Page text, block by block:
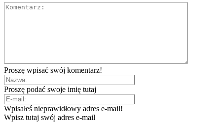
Proszę wpisać swój komentarz!
Proszę podać swoje imię tutaj
Wpisałeś nieprawidłowy adres e-mail!
Wpisz tutaj swój adres e-mail